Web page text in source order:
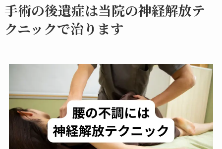
手術の後遺症は当院の神経解放テ
クニックで治ります